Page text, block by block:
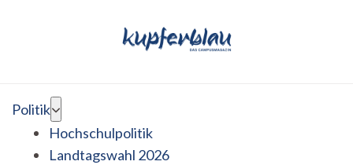
Politik
Hochschulpolitik
Landtagswahl 2026